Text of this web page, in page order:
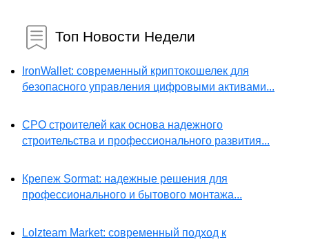
Топ Новости Недели
IronWallet: современный криптокошелек для
безопасного управления цифровыми активами...
СРО строителей как основа надежного
строительства и профессионального развития...
Крепеж Sormat: надежные решения для
профессионального и бытового монтажа...
Lolzteam Market: современный подход к